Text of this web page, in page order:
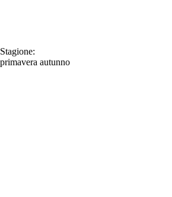
Stagione:
primavera autunno